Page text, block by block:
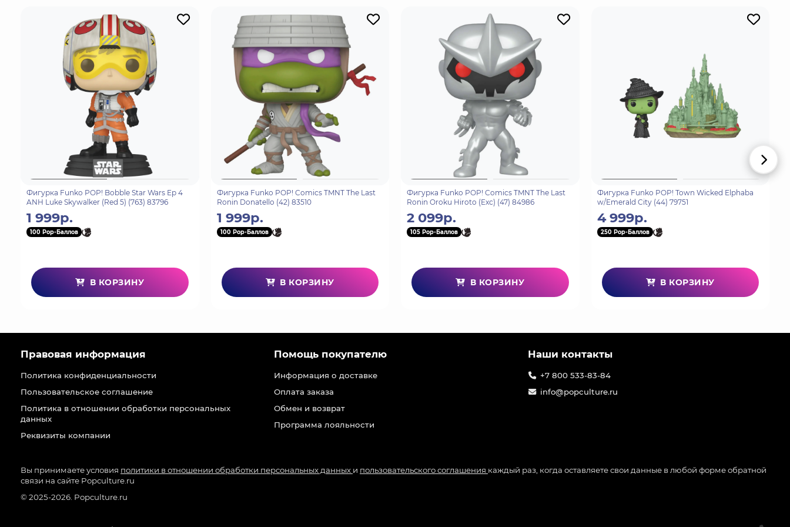
Фигурка Funko POP! Bobble Star Wars Ep 4
ANH Luke Skywalker (Red 5) (763) 83796
1 999р.
100 Pop-Баллов
В КОРЗИНУ
Фигурка Funko POP! Comics TMNT The Last
Ronin Donatello (42) 83510
1 999р.
100 Pop-Баллов
В КОРЗИНУ
Фигурка Funko POP! Comics TMNT The Last
Ronin Oroku Hiroto (Exc) (47) 84986
2 099р.
105 Pop-Баллов
В КОРЗИНУ
Фигурка Funko POP! Town Wicked Elphaba
w/Emerald City (44) 79751
4 999р.
250 Pop-Баллов
В КОРЗИНУ
Правовая информация
Политика конфиденциальности
Пользовательское соглашение
Политика в отношении обработки персональных
данных
Реквизиты компании
Помощь покупателю
Информация о доставке
Оплата заказа
Обмен и возврат
Программа лояльности
Наши контакты
+7 800 533-83-84
info@popculture.ru
Вы принимаете условия политики в отношении обработки персональных данных и пользовательского соглашения каждый раз, когда оставляете свои данные в любой форме обратной
связи на сайте Popculture.ru
© 2025-2026. Popculture.ru